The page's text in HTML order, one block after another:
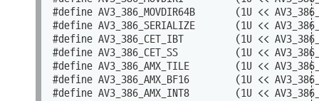
#define AV3_386_MOVDIR64B       (1U <<
#define AV3_386_SERIALIZE       (1U <<
#define AV3_386_CET_IBT         (1U <<
#define AV3_386_CET_SS          (1U <<
#define AV3_386_AMX_TILE        (1U <<
#define AV3_386_AMX_BF16        (1U <<
#define AV3_386_AMX_INT8        (1U <<